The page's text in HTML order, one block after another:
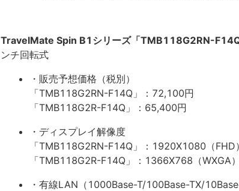
TravelMate Spin B1シリーズ「TMB118G2RN-
ンチ回転式
・販売予想価格（税別）
「TMB118G2RN-F14Q」：72,100円
「TMB118G2R-F14Q」：65,400円
・ディスプレイ解像度
「TMB118G2RN-F14Q」：1920X1080（FHD）
「TMB118G2R-F14Q」：1366X768（WXGA）
・有線LAN（1000Base-T/100Base-TX/